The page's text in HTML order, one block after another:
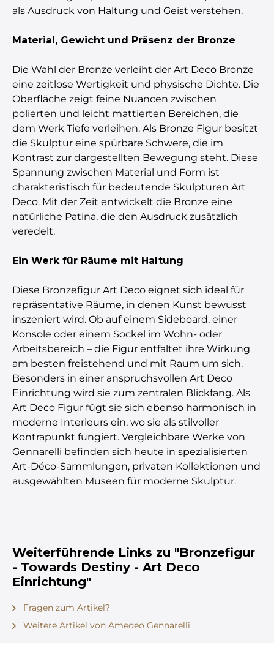
als Ausdruck von Haltung und Geist verstehen.
Material, Gewicht und Präsenz der Bronze
Die Wahl der Bronze verleiht der Art Deco Bronze
eine zeitlose Wertigkeit und physische Dichte. Die
Oberfläche zeigt feine Nuancen zwischen
polierten und leicht mattierten Bereichen, die
dem Werk Tiefe verleihen. Als Bronze Figur besitzt
die Skulptur eine spürbare Schwere, die im
Kontrast zur dargestellten Bewegung steht. Diese
Spannung zwischen Material und Form ist
charakteristisch für bedeutende Skulpturen Art
Deco. Mit der Zeit entwickelt die Bronze eine
natürliche Patina, die den Ausdruck zusätzlich
veredelt.
Ein Werk für Räume mit Haltung
Diese Bronzefigur Art Deco eignet sich ideal für
repräsentative Räume, in denen Kunst bewusst
inszeniert wird. Ob auf einem Sideboard, einer
Konsole oder einem Sockel im Wohn- oder
Arbeitsbereich – die Figur entfaltet ihre Wirkung
am besten freistehend und mit Raum um sich.
Besonders in einer anspruchsvollen Art Deco
Einrichtung wird sie zum zentralen Blickfang. Als
Art Deco Figur fügt sie sich ebenso harmonisch in
moderne Interieurs ein, wo sie als stilvoller
Kontrapunkt fungiert. Vergleichbare Werke von
Gennarelli befinden sich heute in spezialisierten
Art-Déco-Sammlungen, privaten Kollektionen und
ausgewählten Museen für moderne Skulptur.
Weiterführende Links zu "Bronzefigur
- Towards Destiny - Art Deco
Einrichtung"
Fragen zum Artikel?
Weitere Artikel von Amedeo Gennarelli